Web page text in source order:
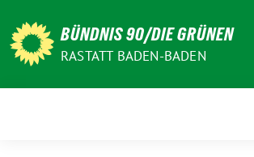
zum
Inhalt
BÜNDNIS 90/DIE GRÜNEN
RASTATT BADEN-BADEN